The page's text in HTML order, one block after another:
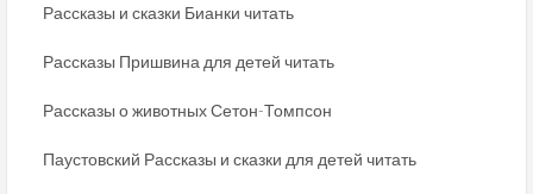
Рассказы и сказки Бианки читать
Рассказы Пришвина для детей читать
Рассказы о животных Сетон-Томпсон
Паустовский Рассказы и сказки для детей читать